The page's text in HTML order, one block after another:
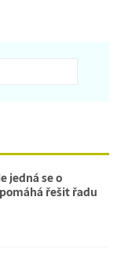
jedná se o
řešit řadu